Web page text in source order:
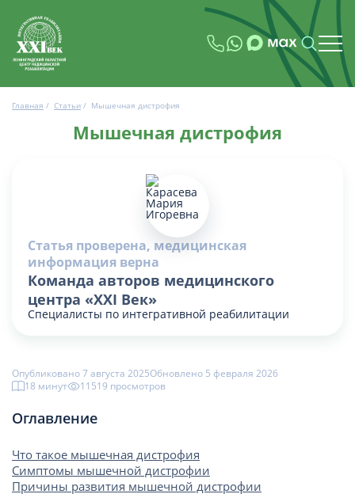
Главная / Статьи / Мышечная дистрофия
Мышечная дистрофия
Статья проверена, медицинская
информация верна
Команда авторов медицинского
центра «XXI Век»
Специалисты по интегративной реабилитации
Опубликовано 7 августа 2025Обновлено 5 февраля 2026
18 минут
11519 просмотров
Оглавление
Что такое мышечная дистрофия
Симптомы мышечной дистрофии
Причины развития мышечной дистрофии